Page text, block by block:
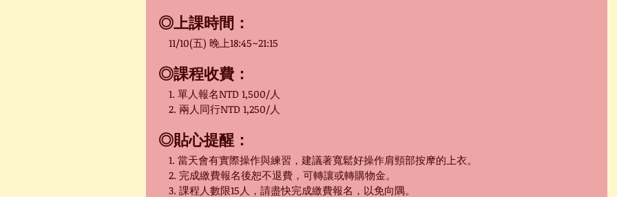
◎上課時間：
11/10(五) 晚上18:45~21:15
◎課程收費：
1. 單人報名NTD 1,500/人
2. 兩人同行NTD 1,250/人
◎貼心提醒：
1. 當天會有實際操作與練習，建議著寬鬆好操作肩頸部按摩的上衣。
2. 完成繳費報名後恕不退費，可轉讓或轉購物金。
3. 課程人數限15人，請盡快完成繳費報名，以免向隅。